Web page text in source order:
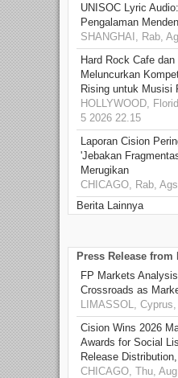
UNISOC Lyric
Pengalaman
SHANGHAI, Rab,
Hard Rock Cafe
Meluncurkan
Rising untuk Musisi
HOLLYWOOD,
5 2026 22.15
Laporan Cision
'Jebakan
Merugikan
CHICAGO, Rab,
Berita Lainnya
Press Release from
FP Markets
Crossroads as
LIMASSOL,
Cision Wins 2026
Awards for Social
Release
CHICAGO, Thu,